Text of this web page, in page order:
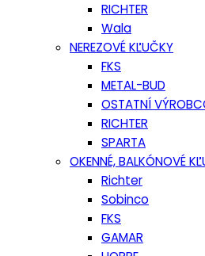
RICHTER
Wala
NEREZOVÉ KĽUČKY
FKS
METAL-BUD
OSTATNÍ
RICHTER
SPARTA
OKENNÉ, BALKÓNOVÉ
Richter
Sobinco
FKS
GAMAR